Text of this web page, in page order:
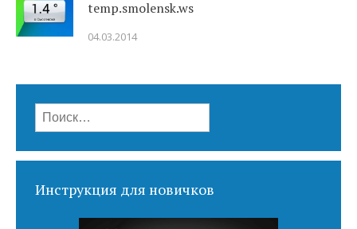
temp.smolensk.ws
04.03.2014
Найти:
Инструкция для новичков